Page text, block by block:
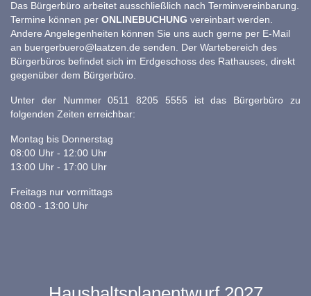
Das Bürgerbüro arbeitet ausschließlich nach Terminvereinbarung.
Termine können per ONLINEBUCHUNG vereinbart werden.
Andere Angelegenheiten können Sie uns auch gerne per E-Mail
an buergerbuero@laatzen.de senden. Der Wartebereich des
Bürgerbüros befindet sich im Erdgeschoss des Rathauses, direkt
gegenüber dem Bürgerbüro.
Unter der Nummer 0511 8205 5555 ist das Bürgerbüro zu
folgenden Zeiten erreichbar:
Montag bis Donnerstag
08:00 Uhr - 12:00 Uhr
13:00 Uhr - 17:00 Uhr
Freitags nur vormittags
08:00 - 13:00 Uhr